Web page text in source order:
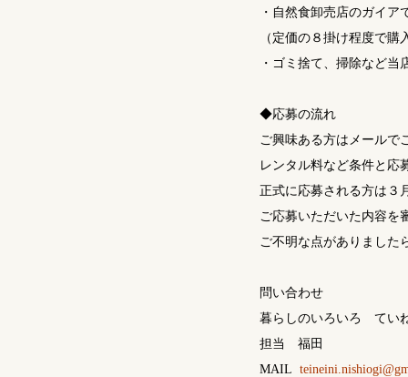
・自然食卸売店のガイア
（定価の８掛け程度で購
・ゴミ捨て、掃除など
◆応募の流れ
ご興味ある方はメールで
レンタル料など条件と応
正式に応募される方は３
ご応募いただいた内容を
ご不明な点がありました
問い合わせ
暮らしのいろいろ てい
担当 福田
MAIL